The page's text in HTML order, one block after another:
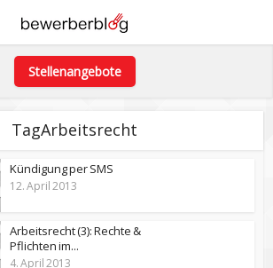
Stellenangebote
TagArbeitsrecht
Kündigung per SMS
12. April 2013
Arbeitsrecht (3): Rechte &
Pflichten im...
4. April 2013